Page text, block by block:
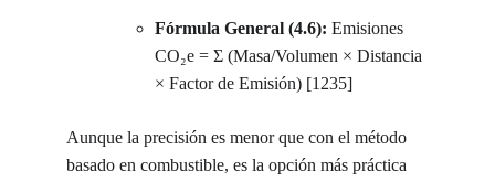
Fórmula General (4.6): Emisiones
CO₂e = Σ (Masa/Volumen × Distancia
× Factor de Emisión) [1235]
Aunque la precisión es menor que con el método
basado en combustible, es la opción más práctica